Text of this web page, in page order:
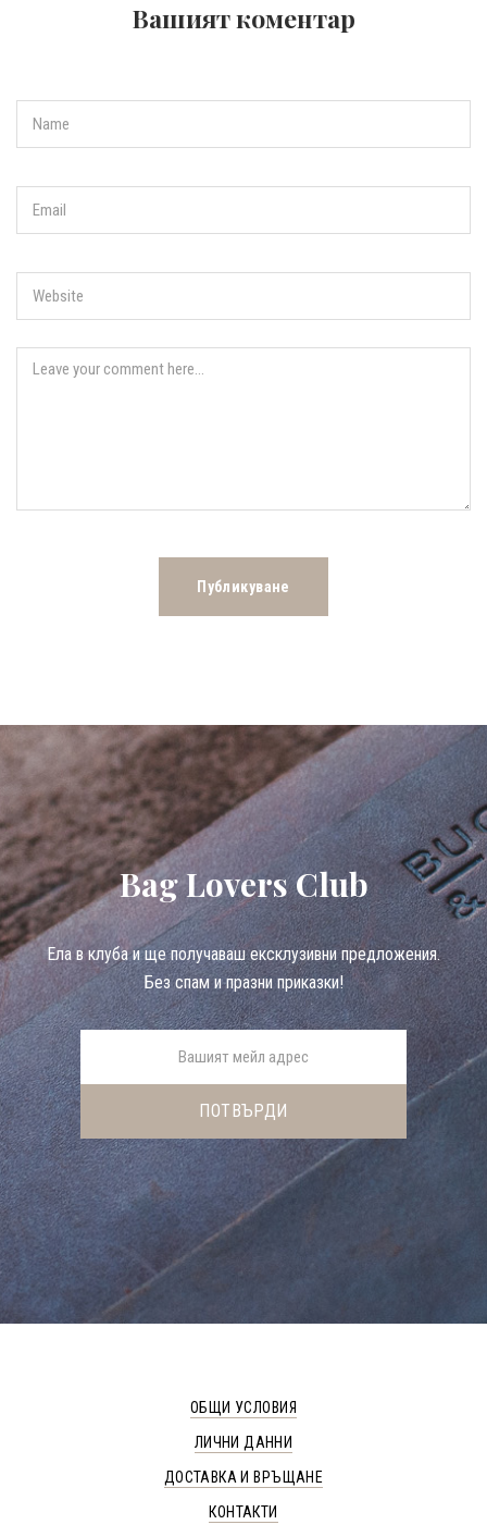
Вашият коментар
Bag Lovers Club
Eла в клуба и ще получаваш ексклузивни предложения.
Без спам и празни приказки!
ОБЩИ УСЛОВИЯ
ЛИЧНИ ДАННИ
ДОСТАВКА И ВРЪЩАНЕ
КОНТАКТИ